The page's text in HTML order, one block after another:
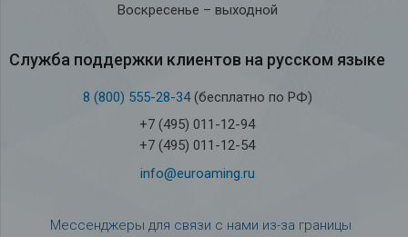
Воскресенье – выходной
Служба под­держки кли­ен­тов на рус­ском языке
8 (800) 555-28-34(бесплатно по РФ)
+7 (495) 011-12-94
+7 (495) 011-12-54
info@euroaming.ru
Мессенджеры для связи с нами из-за границы